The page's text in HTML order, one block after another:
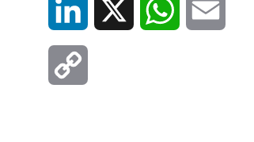
LinkedIn WhatsApp